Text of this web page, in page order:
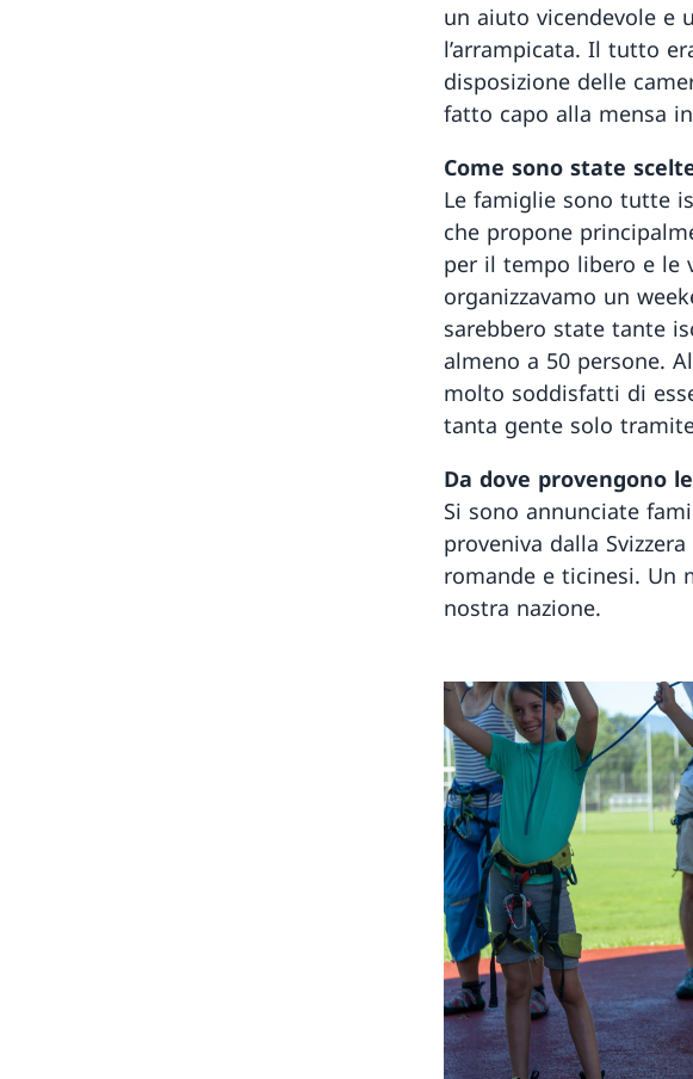
un aiuto vicendevole e
l’arrampicata. Il tutto
disposizione delle
fatto capo alla mensa
Come sono state
Le famiglie sono tutte
che propone
per il tempo libero e le
organizzavamo un
sarebbero state tante
almeno a 50 persone.
molto soddisfatti di
tanta gente solo
Da dove provengono
Si sono annunciate
proveniva dalla
romande e ticinesi. Un
nostra nazione.